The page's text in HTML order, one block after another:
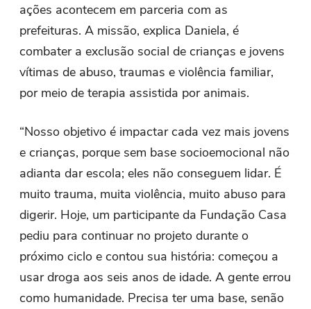
ações acontecem em parceria com as
prefeituras. A missão, explica Daniela, é
combater a exclusão social de crianças e jovens
vítimas de abuso, traumas e violência familiar,
por meio de terapia assistida por animais.
“Nosso objetivo é impactar cada vez mais jovens
e crianças, porque sem base socioemocional não
adianta dar escola; eles não conseguem lidar. É
muito trauma, muita violência, muito abuso para
digerir. Hoje, um participante da Fundação Casa
pediu para continuar no projeto durante o
próximo ciclo e contou sua história: começou a
usar droga aos seis anos de idade. A gente errou
como humanidade. Precisa ter uma base, senão